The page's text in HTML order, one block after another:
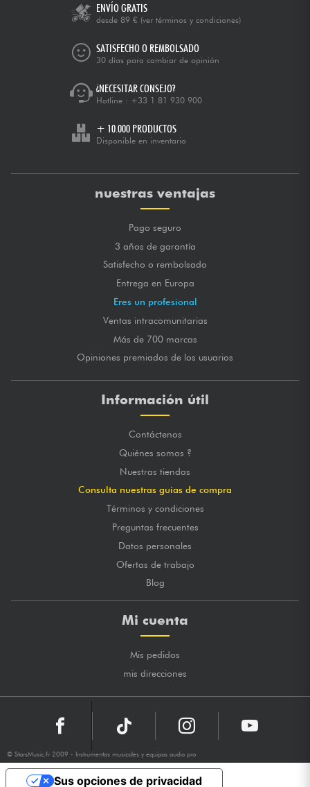
ENVÍO GRATIS
desde 89 € (ver términos y condiciones)
SATISFECHO O REMBOLSADO
30 días para cambiar de opinión
¿NECESITAR CONSEJO?
Hotline : +33 1 81 930 900
+ 10.000 PRODUCTOS
Disponible en inventario
nuestras ventajas
Pago seguro
3 años de garantía
Satisfecho o rembolsado
Entrega en Europa
Eres un profesional
Ventas intracomunitarias
Más de 700 marcas
Opiniones premiados de los usuarios
Información útil
Contáctenos
Quiénes somos ?
Nuestras tiendas
Consulta nuestras guías de compra
Términos y condiciones
Preguntas frecuentes
Datos personales
Ofertas de trabajo
Blog
Mi cuenta
Mis pedidos
mis direcciones
© StarsMusic.fr 2009 - Instrumentos musicales y equipos audio pro
Sus opciones de privacidad